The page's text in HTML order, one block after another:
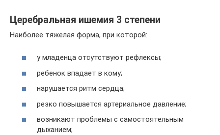
Церебральная ишемия 3 степени
Наиболее тяжелая форма, при которой:
у младенца отсутствуют рефлексы;
ребенок впадает в кому;
нарушается ритм сердца;
резко повышается артериальное давление;
возникают проблемы с самостоятельным
дыханием;